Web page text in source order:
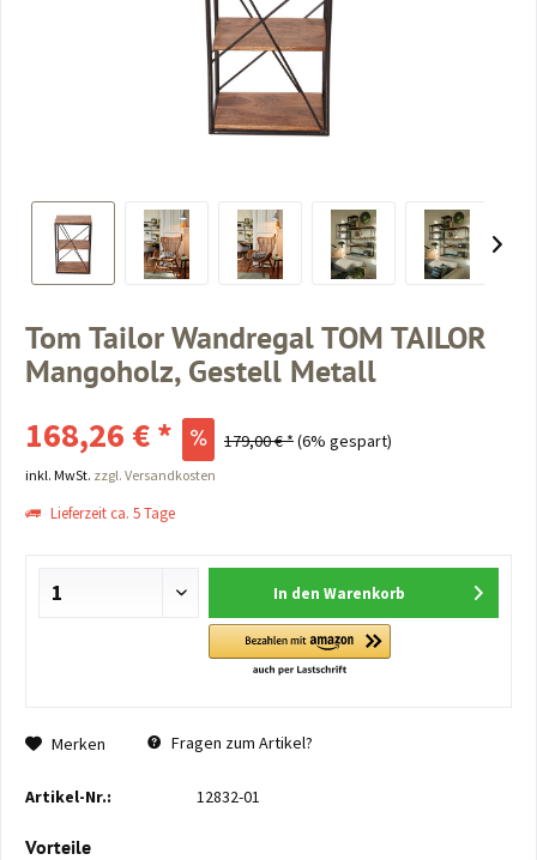
Tom Tailor Wandregal TOM TAILOR
Mangoholz, Gestell Metall
168,26 € * 179,00 € *(6% gespart)
inkl. MwSt. zzgl. Versandkosten
Lieferzeit ca. 5 Tage
In den Warenkorb
Merken Fragen zum Artikel?
Artikel-Nr.: 12832-01
Vorteile